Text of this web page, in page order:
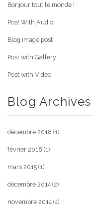
Bonjour tout le monde !
Post With Audio
Blog image post
Post with Gallery
Post with Video
Blog Archives
décembre 2018 (1)
février 2018 (1)
mars 2015 (1)
décembre 2014 (2)
novembre 2014 (4)